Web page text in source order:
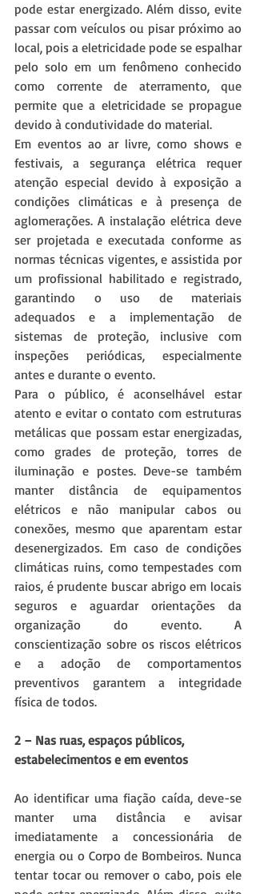
pode estar energizado. Além disso, evite
passar com veículos ou pisar próximo ao
local, pois a eletricidade pode se espalhar
pelo solo em um fenômeno conhecido
como corrente de aterramento, que
permite que a eletricidade se propague
devido à condutividade do material.
Em eventos ao ar livre, como shows e
festivais, a segurança elétrica requer
atenção especial devido à exposição a
condições climáticas e à presença de
aglomerações. A instalação elétrica deve
ser projetada e executada conforme as
normas técnicas vigentes, e assistida por
um profissional habilitado e registrado,
garantindo o uso de materiais
adequados e a implementação de
sistemas de proteção, inclusive com
inspeções periódicas, especialmente
antes e durante o evento.
Para o público, é aconselhável estar
atento e evitar o contato com estruturas
metálicas que possam estar energizadas,
como grades de proteção, torres de
iluminação e postes. Deve-se também
manter distância de equipamentos
elétricos e não manipular cabos ou
conexões, mesmo que aparentam estar
desenergizados. Em caso de condições
climáticas ruins, como tempestades com
raios, é prudente buscar abrigo em locais
seguros e aguardar orientações da
organização do evento. A
conscientização sobre os riscos elétricos
e a adoção de comportamentos
preventivos garantem a integridade
física de todos.
2 – Nas ruas, espaços públicos,
estabelecimentos e em eventos
Ao identificar uma fiação caída, deve-se
manter uma distância e avisar
imediatamente a concessionária de
energia ou o Corpo de Bombeiros. Nunca
tentar tocar ou remover o cabo, pois ele